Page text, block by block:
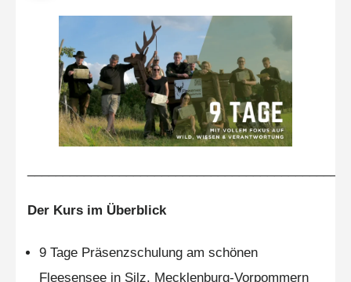
Der Kurs im Überblick
9 Tage Präsenzschulung am schönen
Fleesensee in Silz, Mecklenburg-Vorpommern